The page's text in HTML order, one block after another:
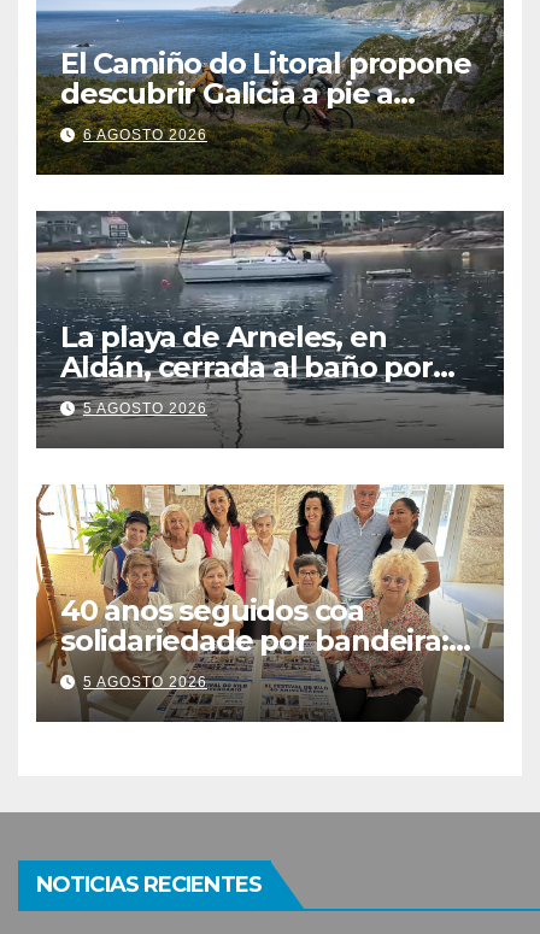
El Camiño do Litoral propone
descubrir Galicia a pie a
través de más de 1.300
kilómetros
6 AGOSTO 2026
La playa de Arneles, en
Aldán, cerrada al baño por
contaminación del agua tras
detectarse restos fecales
5 AGOSTO 2026
40 anos seguidos coa
solidariedade por bandeira:
este venres celébrase o
Festival do Kilo no Auditorio
5 AGOSTO 2026
NOTICIAS RECIENTES